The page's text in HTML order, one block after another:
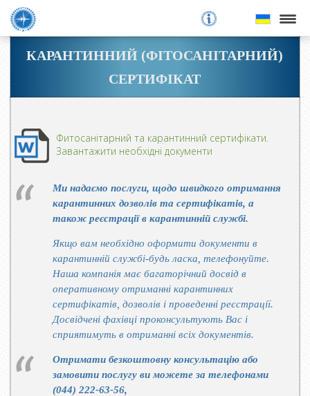
митне оформлення
експорт
про компанію
контакти
онлайн-заявка
КАРАНТИННИЙ (ФІТОСАНІТАРНИЙ)
СЕРТИФІКАТ
Фитосанітарний та карантинний сертифікати.
Завантажити необхідні документи
Ми надаємо послуги, щодо швидкого отримання
карантинних дозволів та сертифікатів, а
також реєстрації в карантинній службі.
Якщо вам необхідно оформити документи в
карантинній службі-будь ласка, телефонуйте.
Наша компанія має багаторічний досвід в
оперативному отриманні карантинних
сертифікатів, дозволів і проведенні реєстрації.
Досвідчені фахівці проконсультують Вас і
сприятимуть в отриманні всіх документів.
Отримати безкоштовну консультацію або
замовити послугу ви можете за телефонами
(044) 222-63-56,